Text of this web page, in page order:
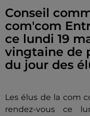
Conseil
com'com
ce lundi 19
vingtaine de
du jour des
Les élus de la com
rendez-vous ce